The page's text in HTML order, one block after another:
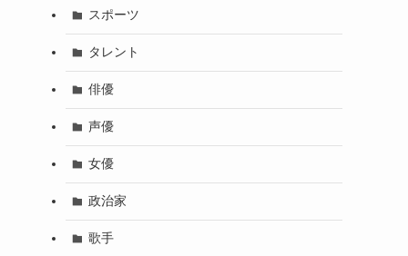
スポーツ
タレント
俳優
声優
女優
政治家
歌手